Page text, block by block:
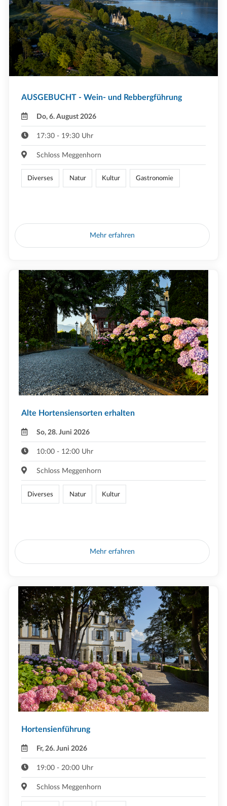
AUSGEBUCHT - Wein- und Rebbergführung
Do, 6. August 2026
17:30 - 19:30 Uhr
Schloss Meggenhorn
Diverses Natur Kultur Gastronomie
Mehr erfahren
Alte Hortensiensorten erhalten
So, 28. Juni 2026
10:00 - 12:00 Uhr
Schloss Meggenhorn
Diverses Natur Kultur
Mehr erfahren
Hortensienführung
Fr, 26. Juni 2026
19:00 - 20:00 Uhr
Schloss Meggenhorn